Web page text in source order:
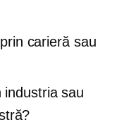
carieră sau
sau